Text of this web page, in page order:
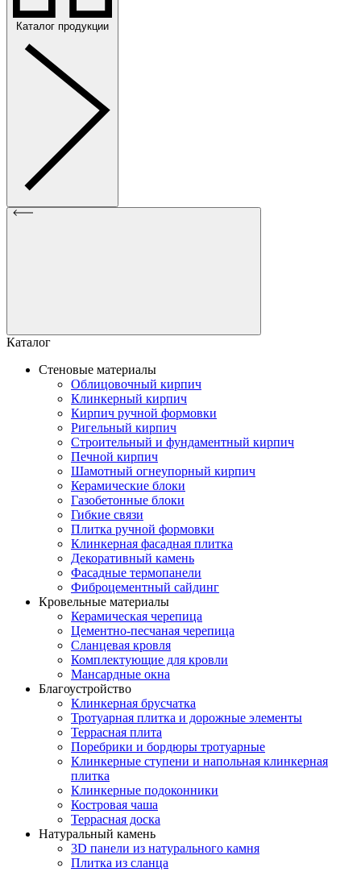
Каталог продукции
Каталог
Стеновые материалы
Облицовочный кирпич
Клинкерный кирпич
Кирпич ручной формовки
Ригельный кирпич
Строительный и фундаментный кирпич
Печной кирпич
Шамотный огнеупорный кирпич
Керамические блоки
Газобетонные блоки
Гибкие связи
Плитка ручной формовки
Клинкерная фасадная плитка
Декоративный камень
Фасадные термопанели
Фиброцементный сайдинг
Кровельные материалы
Керамическая черепица
Цементно-песчаная черепица
Сланцевая кровля
Комплектующие для кровли
Мансардные окна
Благоустройство
Клинкерная брусчатка
Тротуарная плитка и дорожные элементы
Террасная плита
Поребрики и бордюры тротуарные
Клинкерные ступени и напольная клинкерная
плитка
Клинкерные подоконники
Костровая чаша
Террасная доска
Натуральный камень
3D панели из натурального камня
Плитка из сланца